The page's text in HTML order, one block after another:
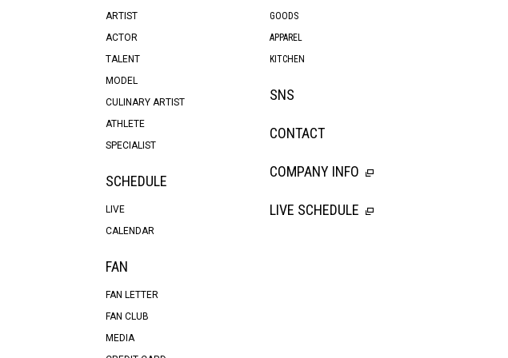
ARTIST
ACTOR
TALENT
MODEL
CULINARY ARTIST
ATHLETE
SPECIALIST
SCHEDULE
LIVE
CALENDAR
FAN
FAN LETTER
FAN CLUB
MEDIA
GOODS
APPAREL
KITCHEN
SNS
CONTACT
COMPANY INFO
LIVE SCHEDULE